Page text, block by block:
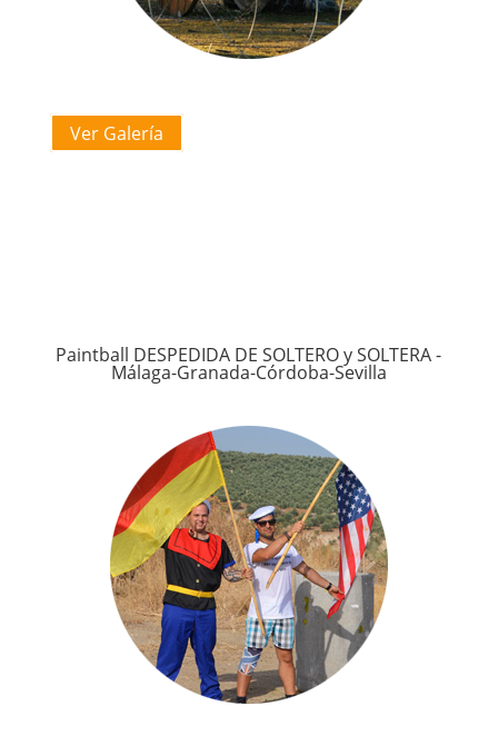
Ver Galería
Paintball DESPEDIDA DE SOLTERO y SOLTERA -
Málaga-Granada-Córdoba-Sevilla